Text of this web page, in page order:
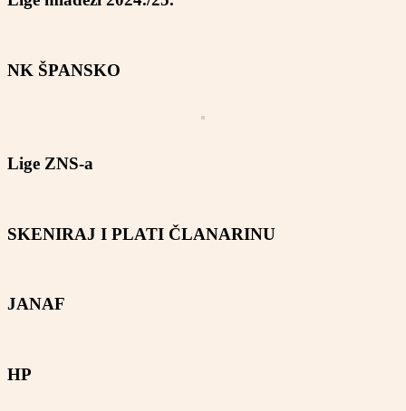
NK ŠPANSKO
Lige ZNS-a
SKENIRAJ I PLATI ČLANARINU
JANAF
HP